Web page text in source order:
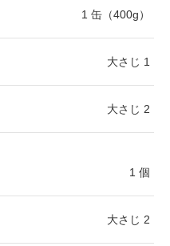
1 缶（400g）
大さじ 1
大さじ 2
1 個
大さじ 2